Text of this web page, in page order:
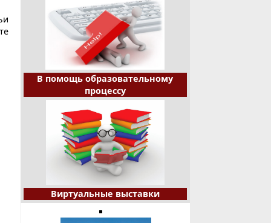
В помощь образовательному
процессу
Виртуальные выставки